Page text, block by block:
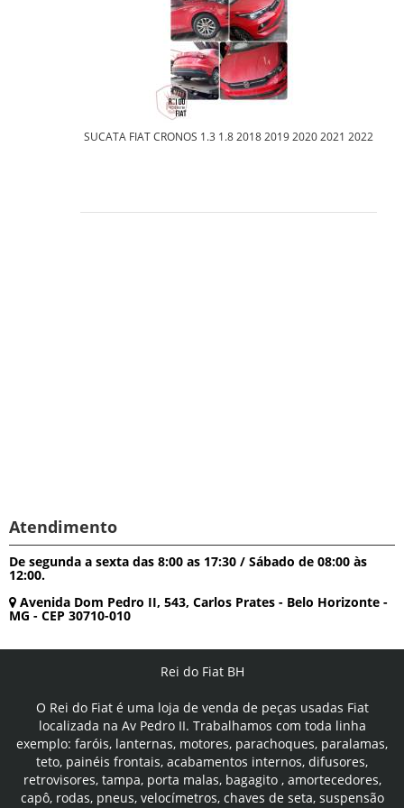
SUCATA FIAT CRONOS 1.3 1.8 2018 2019 2020 2021 2022
Atendimento
De segunda a sexta das 8:00 as 17:30 / Sábado de 08:00 às
12:00.
Avenida Dom Pedro II, 543, Carlos Prates - Belo Horizonte -
MG - CEP 30710-010
Rei do Fiat BH
O Rei do Fiat é uma loja de venda de peças usadas Fiat
localizada na Av Pedro II. Trabalhamos com toda linha
exemplo: faróis, lanternas, motores, parachoques, paralamas,
teto, painéis frontais, acabamentos internos, difusores,
retrovisores, tampa, porta malas, bagagito , amortecedores,
capô, rodas, pneus, velocímetros, chaves de seta, suspensão